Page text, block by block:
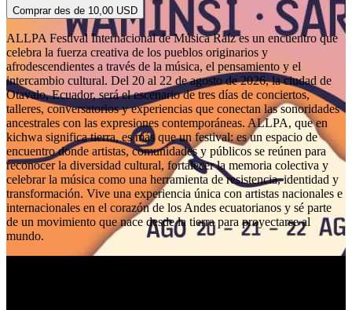
Comprar des de 10,00 USD
ALLPA Festival Internacional de Música Raíz es un encuentro que
celebra la fuerza creativa de los pueblos originarios y
afrodescendientes a través de la música, el pensamiento y el
intercambio cultural. Del 20 al 22 de agosto de 2026, la ciudad de
Otavalo, Ecuador, será el escenario de tres días de conciertos,
talleres, conversatorios y experiencias que conectan las sonoridades
ancestrales con las expresiones contemporáneas. ALLPA, que en
kichwa significa tierra, es más que un festival: es un espacio de
encuentro donde artistas, comunidades y públicos se reúnen para
reconocer la diversidad cultural, fortalecer la memoria colectiva y
celebrar la música como una herramienta de resistencia, identidad y
transformación. Vive una experiencia única con artistas nacionales e
internacionales en el corazón de los Andes ecuatorianos y sé parte
de un movimiento que nace desde la tierra para proyectarse al
mundo.